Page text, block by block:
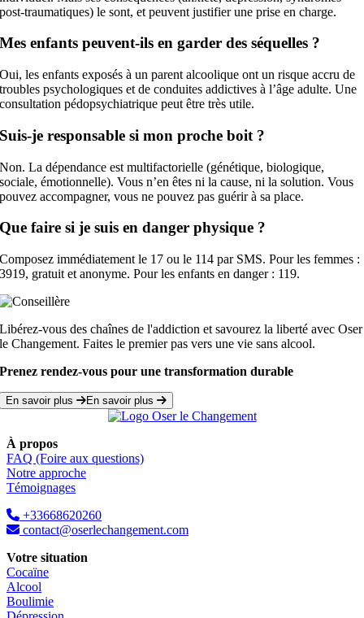
post-traumatiques) le sont, et peuvent justifier une prise en charge.
Mes enfants peuvent-ils en garder des séquelles ?
Oui, les enfants exposés à un parent alcoolique ont un risque accru de
troubles psychologiques et de conduites addictives à l’âge adulte. Une
consultation pédopsychiatrique peut être très utile.
Suis-je responsable si mon proche boit ?
Non. La dépendance est multifactorielle (génétique, biologique,
sociale, émotionnelle). Vous n’en êtes ni la cause, ni la solution. Vous
pouvez accompagner, vous ne pouvez pas guérir à sa place.
Que faire si je suis en danger physique ?
Composez immédiatement le 17 ou le 114 par SMS. Pour les femmes :
3919, gratuit et anonyme. Pour les enfants en danger : 119.
Libérez-vous des chaînes de l'addiction et savourez la liberté avec Oser
le Changement. Faites le premier pas vers une vie sans alcool.
Prenez rendez-vous pour une transformation durable
En savoir plus En savoir plus
À propos
FAQ (Foire aux questions)
Notre approche
Témoignages
+33668620260
contact@oserlechangement.com
Votre situation
Cocaïne
Alcool
Boulimie